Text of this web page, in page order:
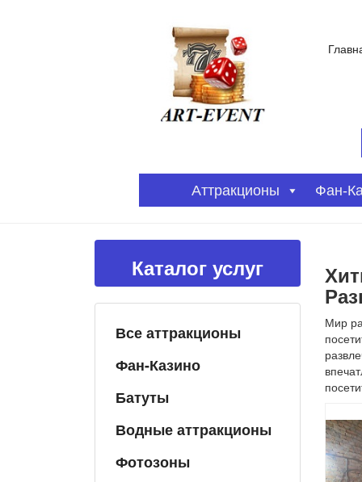
Аттракционы Фан-
Каталог услуг
Все аттракционы
Фан-Казино
Батуты
Водные аттракционы
Фотозоны
Мир